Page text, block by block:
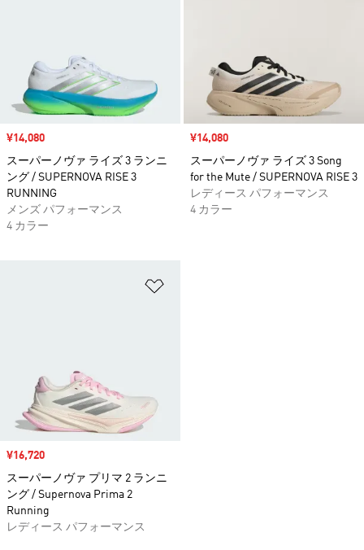
セール価格
¥14,080
スーパーノヴァ ライズ 3 ランニ
ング / SUPERNOVA RISE 3
RUNNING
メンズ パフォーマンス
4 カラー
セール価格
¥14,080
スーパーノヴァ ライズ 3 Song
for the Mute / SUPERNOVA RISE 3
レディース パフォーマンス
4 カラー
セール価格
¥16,720
スーパーノヴァ プリマ 2 ランニ
ング / Supernova Prima 2
Running
レディース パフォーマンス